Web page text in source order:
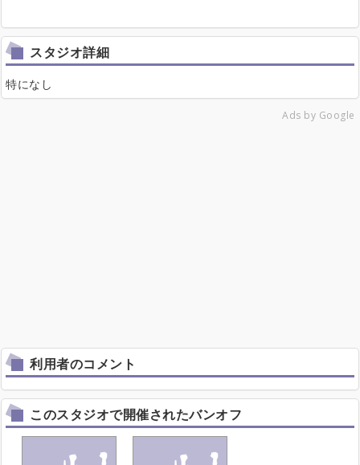
スタジオ詳細
特になし
Ads by Google
利用者のコメント
このスタジオで開催されたバンオフ